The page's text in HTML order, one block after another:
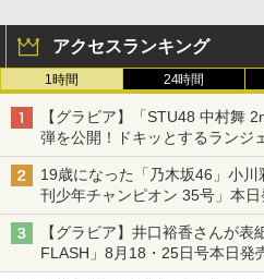
アクセスランキング
1時間 24時間
【グラビア】「STU48 中村舞
弾を公開！ドキッとするランジ
19歳になった「乃木坂46」小川
刊少年チャンピオン 35号」本日
【グラビア】井口裕香さんが表
FLASH」8月18・25日号本日発